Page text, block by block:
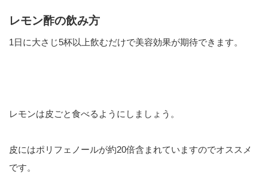
レモン酢の飲み方
1日に大さじ5杯以上飲むだけで美容効果が期待できます。
レモンは皮ごと食べるようにしましょう。
皮にはポリフェノールが約20倍含まれていますのでオススメ
です。